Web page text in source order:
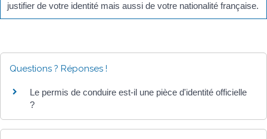
justifier de votre identité mais aussi de votre nationalité française.
Questions ? Réponses !
Le permis de conduire est-il une pièce d'identité officielle
?